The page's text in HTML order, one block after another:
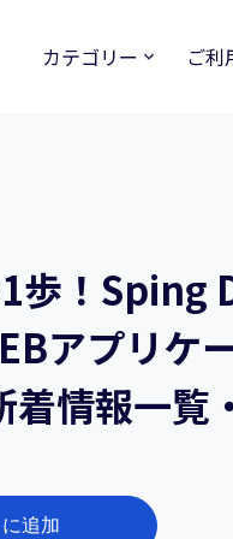
カテゴリー ご利
歩！Sping
アプリケ
着情報一覧
追加